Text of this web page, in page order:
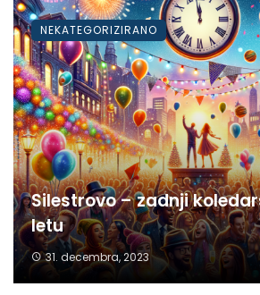
Silestrovo – zadnji
letu
31. decembra, 2023
NEKATEGORIZIRANO